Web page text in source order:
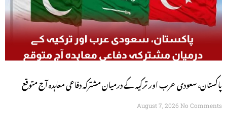
پاکستان، سعودی عرب اور ترکیہ کے درمیان مشترکہ دفاعی معاہدہ آج متوقع
August 7, 2026 No Comments